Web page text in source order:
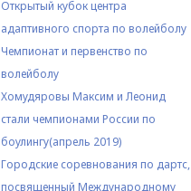
Открытый кубок центра
адаптивного спорта по волейболу
Чемпионат и первенство по
волейболу
Хомудяровы Максим и Леонид
стали чемпионами России по
боулингу(апрель 2019)
Городские соревнования по дартс,
посвященный Международному